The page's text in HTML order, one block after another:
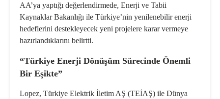
AA’ya yaptığı değerlendirmede, Enerji ve Tabii
Kaynaklar Bakanlığı ile Türkiye’nin yenilenebilir enerji
hedeflerini destekleyecek yeni projelere karar vermeye
hazırlandıklarını belirtti.
“Türkiye Enerji Dönüşüm Sürecinde Önemli
Bir Eşikte”
Lopez, Türkiye Elektrik İletim AŞ (TEİAŞ) ile Dünya